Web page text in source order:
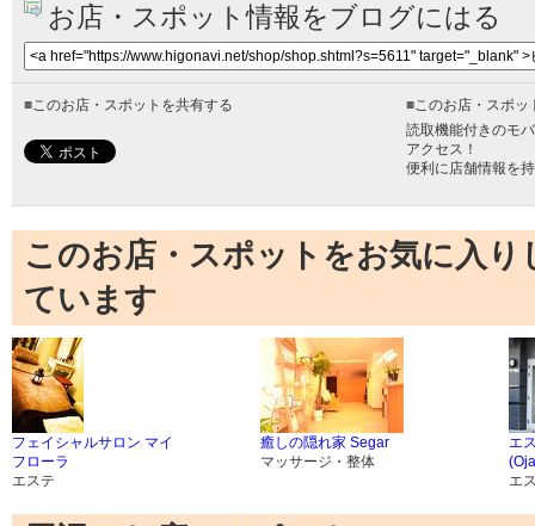
お店・スポット情報をブログにはる
■このお店・スポットを共有する ■このお店・スポッ
読取機能付きのモ
アクセス！
便利に店舗情報を
このお店・スポットをお気に入
ています
フェイシャルサロン マイ
フローラ
エステ
癒しの隠れ家 Segar
マッサージ・整体
エ
エ